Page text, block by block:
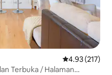
Penarafan
4.93 (217)
Terbuka / Halaman